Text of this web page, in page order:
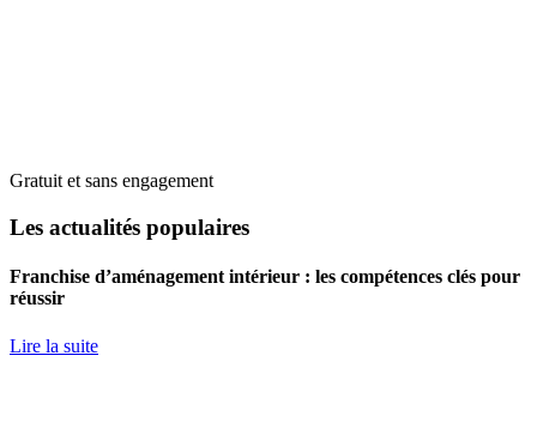
Gratuit et sans engagement
Les actualités populaires
Franchise d’aménagement intérieur : les compétences clés pour
réussir
Lire la suite